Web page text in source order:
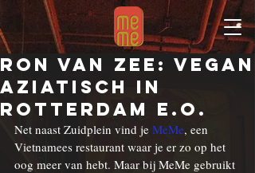
Ron van Zee: Vegan
Aziatisch in
Rotterdam e.o.
Net naast Zuidplein vind je MeMe, een
Vietnamees restaurant waar je er zo op het
oog meer van hebt. Maar bij MeMe gebruikt